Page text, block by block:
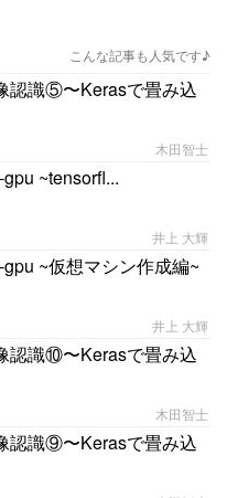
こんな記事も人気です♪
認識⑤〜Kerasで畳み込
木田智士
~tensorfl...
井上 大輝
~仮想マシン作成編~
井上 大輝
認識⑩〜Kerasで畳み込
木田智士
認識⑨〜Kerasで畳み込